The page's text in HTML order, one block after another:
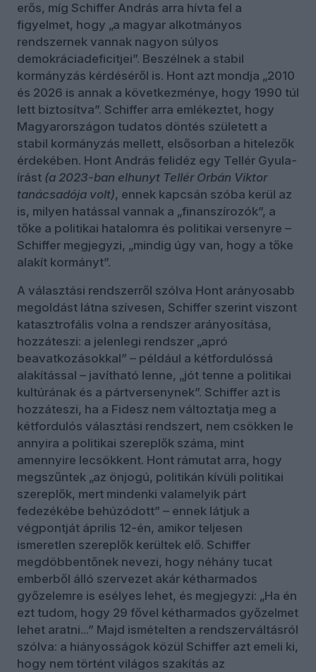
erős, míg Schiffer András arra hívta fel a
figyelmet, hogy „a magyar alkotmányos
rendszernek vannak nagyon súlyos
demokráciadeficitjei”. Beszélnek a stabil
kormányzás kérdéséről is. Hont azt mondja „2010
és 2026 is annak a következménye, hogy 1990 túl
lett biztosítva”. Schiffer arra emlékeztet, hogy
Magyarországon tudatos döntés született a
stabil kormányzás mellett, elsősorban a hitelezők
érdekében. Hont András felidéz egy Tellér Gyula-
írást (a 2023-ban elhunyt Tellér Orbán Viktor
tanácsadója volt), ennek kapcsán szóba kerül az
is, milyen hatással vannak a „finanszírozók”, a
tőke a politikai hatalomra és politikai versenyre –
Schiffer megjegyzi, „mindig úgy van, hogy a tőke
alakít kormányt”.
A választási rendszerről szólva Hont arányosabb
megoldást látna szívesen, Schiffer szerint viszont
katasztrofális volna a rendszer arányosítása,
hozzáteszi: a jelenlegi rendszer „apró
beavatkozásokkal” – például a kétfordulóssá
alakítással – javítható lenne, „jót tenne a politikai
kultúrának és a pártversenynek”. Schiffer azt is
hozzáteszi, ha a Fidesz nem változtatja meg a
kétfordulós választási rendszert, nem csökken le
annyira a politikai szereplők száma, mint
amennyire lecsökkent. Hont rámutat arra, hogy
megszűntek „az önjogú, politikán kívüli politikai
szereplők, mert mindenki valamelyik párt
fedezékébe behúzódott” – ennek látjuk a
végpontját április 12-én, amikor teljesen
ismeretlen szereplők kerültek elő. Schiffer
megdöbbentőnek nevezi, hogy néhány tucat
emberből álló szervezet akár kétharmados
győzelemre is esélyes lehet, és megjegyzi: „Ha én
ezt tudom, hogy 29 fővel kétharmados győzelmet
lehet aratni...” Majd ismételten a rendszerváltásról
szólva: a hiányosságok közül Schiffer azt emeli ki,
hogy nem történt világos szakítás az